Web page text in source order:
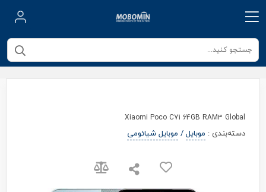
Xiaomi Poco C71 64GB RAM3 Global
دسته‌بندی : موبایل/ موبایل شیائومی